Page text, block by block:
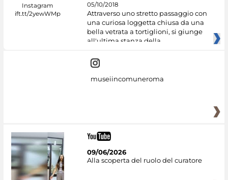
05/10/2018
Attraverso uno stretto passaggio con
una curiosa loggetta chiusa da una
bella vetrata a tortiglioni, si giunge
all'ultima stanza della
museiincomuneroma
09/06/2026
Alla scoperta del ruolo del curatore